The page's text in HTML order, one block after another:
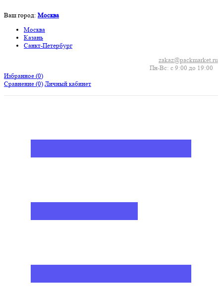
Ваш город: Москва
Москва
Казань
Санкт-Петербург
Пн-Вс: с 9:00 до 19:00
zakaz@packmarket.ru
Избранное (0)
Сравнение (0) Личный кабинет